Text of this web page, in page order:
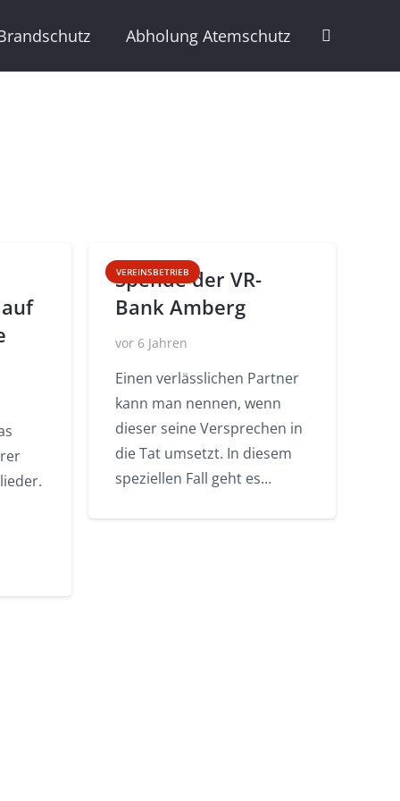
Abholung Atemschutz
VEREINSBETRIEB
Spende der VR-
Bank Amberg
vor 6 Jahren
Einen verlässlichen Partner
kann man nennen, wenn
dieser seine Versprechen in
die Tat umsetzt. In diesem
speziellen Fall geht es…